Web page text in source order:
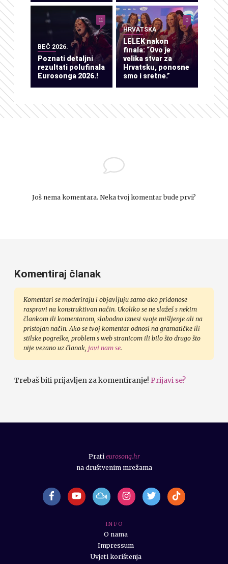
BEČ 2026.
Poznati detaljni
rezultati polufinala
Eurosonga 2026.!
11
HRVATSKA
LELEK nakon
finala: “Ovo je
velika stvar za
Hrvatsku, ponosne
smo i sretne.”
0
Još nema komentara. Neka tvoj komentar bude prvi?
Komentiraj članak
Komentari se moderiraju i objavljuju samo ako pridonose
raspravi na konstruktivan način. Ukoliko se ne slažeš s nekim
člankom ili komentarom, slobodno iznesi svoje mišljenje ali na
pristojan način. Ako se tvoj komentar odnosi na gramatičke ili
stilske pogreške, problem s web stranicom ili bilo što drugo što
nije vezano uz članak, javi nam se.
Trebaš biti prijavljen za komentiranje! Prijavi se?
I N F O
O nama
Impressum
Uvjeti korištenja
Prati eurosong.hr
na društvenim mrežama